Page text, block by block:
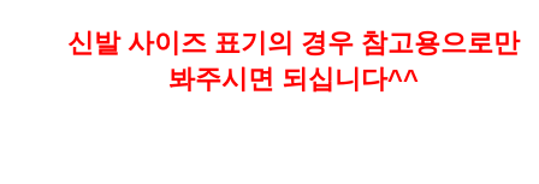
신발 사이즈 표기의 경우 참고용으로만
봐주시면 되십니다^^